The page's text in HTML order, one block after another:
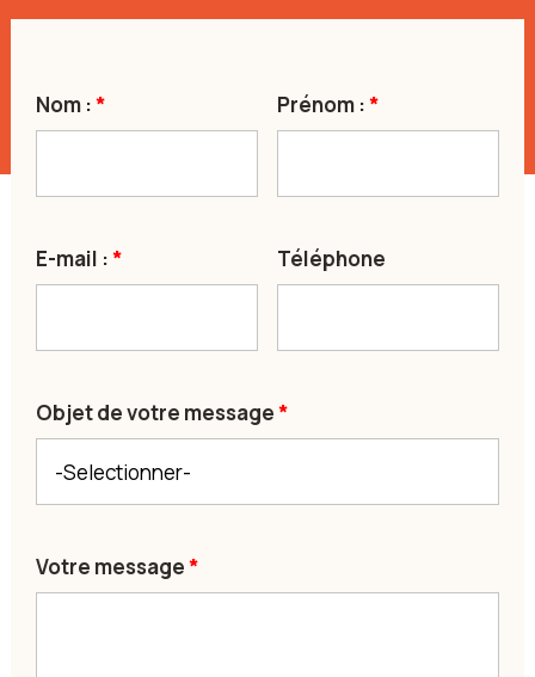
Nom :* Prénom :*
E-mail :* Téléphone
Objet de votre message*
Votre message*